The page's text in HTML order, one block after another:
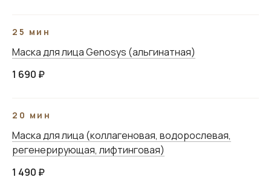
25 мин
Маска для лица Genosys (альгинатная)
1 690 ₽
20 мин
Маска для лица (коллагеновая, водорослевая,
регенерирующая, лифтинговая)
1 490 ₽
+7 (920) 964-20-00
Рязань, ул. Радищева 55
Обработка персональных данных
Политика конфиденциальности
Договор оферты
Медицинская лицензия